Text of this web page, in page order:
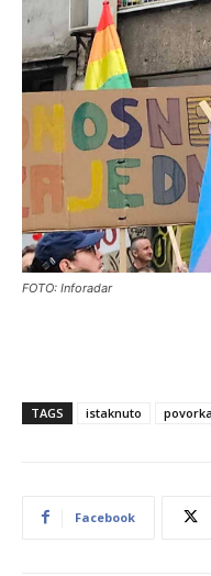
FOTO: Inforadar
TAGS istaknuto
Facebook